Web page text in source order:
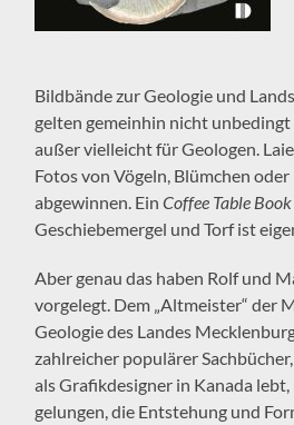
Bildbände zur Geologie und
gelten gemeinhin nicht
außer vielleicht für Geologen.
Fotos von Vögeln, Blümchen
abgewinnen. EinCoffee Table Book
Geschiebemergel und Torf ist
Aber genau das haben Rolf und
vorgelegt. Dem „Altmeister“ der
Geologie des Landes
zahlreicher populärer
als Grafikdesigner in Kanada
gelungen, die Entstehung und